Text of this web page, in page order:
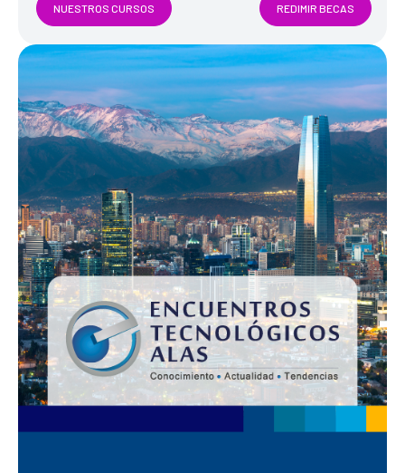
NUESTROS CURSOS REDIMIR BECAS